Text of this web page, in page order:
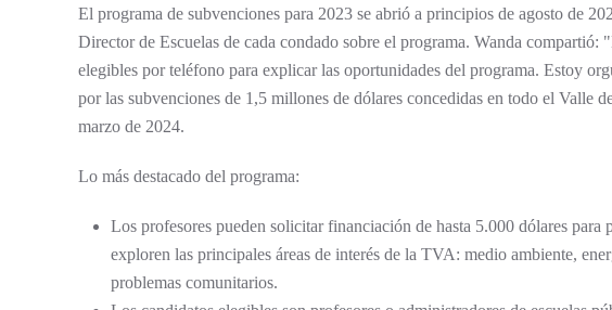
El programa de subvenciones para 2023 se abrió a principios de agosto de
Director de Escuelas de cada condado sobre el programa. Wanda compartió:
elegibles por teléfono para explicar las oportunidades del programa. Estoy
por las subvenciones de 1,5 millones de dólares concedidas en todo el Valle
marzo de 2024.
Lo más destacado del programa:
Los profesores pueden solicitar financiación de hasta 5.000 dólares
exploren las principales áreas de interés de la TVA: medio ambiente,
problemas comunitarios.